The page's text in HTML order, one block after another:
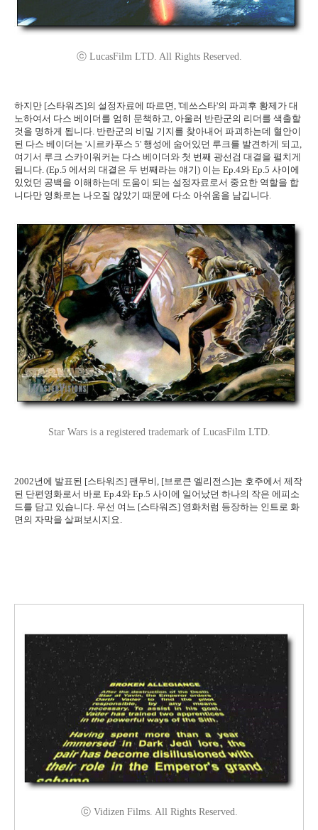
ⓒ LucasFilm LTD. All Rights Reserved.
하지만 [스타워즈]의 설정자료에 따르면, '데쓰스타'의 파괴후 황제가 대
노하여서 다스 베이더를 엄히 문책하고, 아울러 반란군의 리더를 색출할
것을 명하게 됩니다. 반란군의 비밀 기지를 찾아내어 파괴하는데 혈안이
된 다스 베이더는 '시르카푸스 5' 행성에 숨어있던 루크를 발견하게 되고,
여기서 루크 스카이워커는 다스 베이더와 첫 번째 광선검 대결을 펼치게
됩니다. (Ep.5 에서의 대결은 두 번째라는 얘기) 이는 Ep.4와 Ep.5 사이에
있었던 공백을 이해하는데 도움이 되는 설정자료로서 중요한 역할을 합
니다만 영화로는 나오질 않았기 때문에 다소 아쉬움을 남깁니다.
Star Wars is a registered trademark of LucasFilm LTD.
2002년에 발표된 [스타워즈] 팬무비, [브로큰 엘리전스]는 호주에서 제작
된 단편영화로서 바로 Ep.4와 Ep.5 사이에 일어났던 하나의 작은 에피소
드를 담고 있습니다. 우선 여느 [스타워즈] 영화처럼 등장하는 인트로 화
면의 자막을 살펴보시지요.
ⓒ Vidizen Films. All Rights Reserved.